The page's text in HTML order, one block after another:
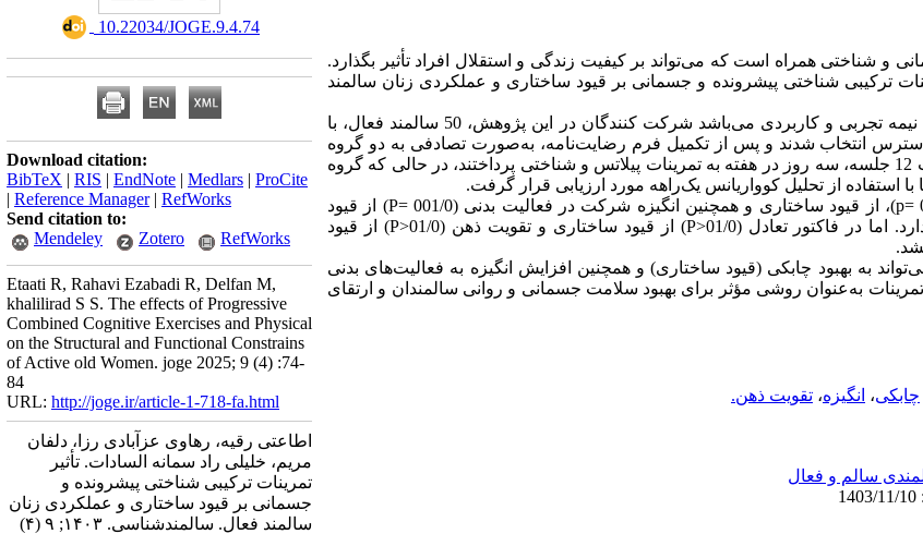
و شناختی همراه است که می‌تواند بر کیفیت زندگی و استقلال افراد تأثیر بگذارد.
ترکیبی شناختی پیشرونده و جسمانی بر قیود ساختاری و عملکردی زنان سالمند
تجربی و کاربردی می‌باشد
شرکت کنندگان در این پژوهش، 50 سالمند فعال، با
انتخاب شدند و پس از تکمیل فرم رضایتنامه، بهصورت تصادفی به دو گروه
مدت 12 جلسه، سه روز در هفته به تمرینات پیلاتس و شناختی پرداختند، در حالی که گروه
با استفاده از تحلیل کوواریانس یک‌راهه مورد ارزیابی قرار گرفت.
p=
)، از قیود ساختاری و همچنین انگیزه شرکت در فعالیت بدنی (001/0 P=) از قیود
اما در فاکتور تعادل(01/0
˃
P
) از قیود ساختاری و تقویت ذهن(01/0
˃
P) از قیود
به بهبود چابکی (قیود ساختاری) و همچنین افزایش انگیزه به فعالیت‌های بدنی
به‌عنوان روشی مؤثر برای بهبود سلامت جسمانی و روانی سالمندان و ارتقای
چابکی، انگیزه، تقویت ذهن.
سالم و فعال
‎ 10.22034/JOGE.9.4.74
Download citation:
BibTeX | RIS | EndNote | Medlars | ProCite
| Reference Manager| RefWorks
Send citation to:
Mendeley
Zotero RefWorks
Etaati R, Rahavi Ezabadi R, Delfan M,
khalilirad S S. The effects of Progressive
Combined Cognitive Exercises and Physical
on the Structural and Functional Constrains
of Active old Women. joge 2025; 9 (4) :74-
84
URL: http://joge.ir/article-1-718-fa.html
اطاعتی رقیه، رهاوی عزآبادی رزا، دلفان
مریم، خلیلی راد سمانه السادات. تأثیر
تمرینات ترکیبی شناختی پیشرونده و
جسمانی بر قیود ساختاری و عملکردی زنان
سالمند فعال. سالمندشناسی. ۱۴۰۳; ۹ (۴)